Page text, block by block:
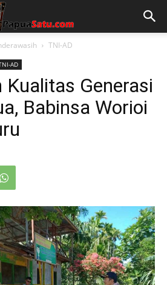
TNI-AD
AD
Generasi
Babinsa Worioi